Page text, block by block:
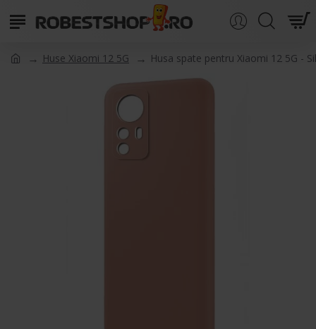
Huse Xiaomi 12 5G Husa spate pentru Xiaomi 12 5G -